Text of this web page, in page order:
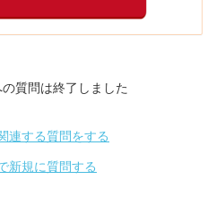
質問は終了しました
連する質問をする
新規に質問する